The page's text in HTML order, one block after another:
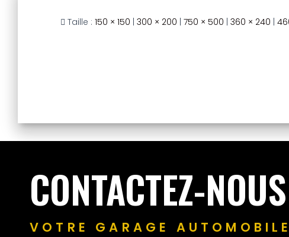
Taille : 150 × 150 300 × 200 750 × 500 360 × 240
CONTACTEZ-NOUS
VOTRE GARAGE